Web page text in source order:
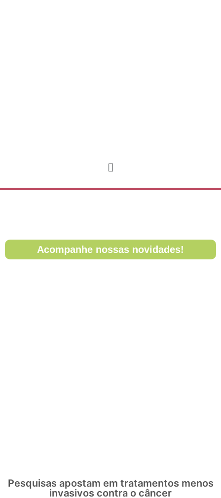
Acompanhe nossas novidades!
Pesquisas apostam em tratamentos menos
invasivos contra o câncer